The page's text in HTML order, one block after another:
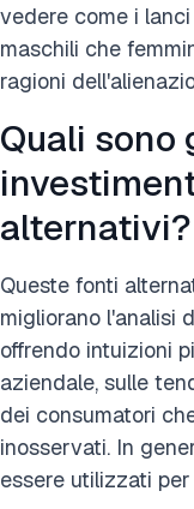
vedere come i
maschili che
ragioni
Quali sono
alternativi?
Queste fonti
migliorano l'analisi
offrendo intuizioni
aziendale, sulle
dei consumatori
inosservati. In
essere utilizzati